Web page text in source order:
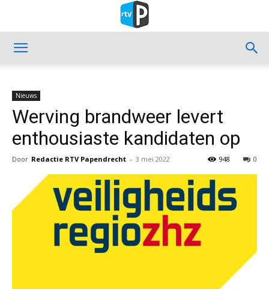
Nieuws
Werving brandweer levert
enthousiaste kandidaten op
Door Redactie RTV Papendrecht - 3 mei 2022 0
948